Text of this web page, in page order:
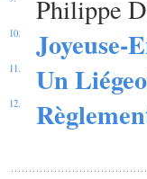
Philippe
10. Joyeuse-
11. Un
12.